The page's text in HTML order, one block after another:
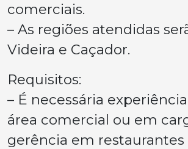
comerciais.
– As regiões atendidas
Videira e Caçador.
Requisitos:
– É necessária
área comercial ou em
gerência em restaurantes